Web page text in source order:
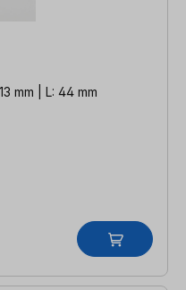
mm | L: 44 mm